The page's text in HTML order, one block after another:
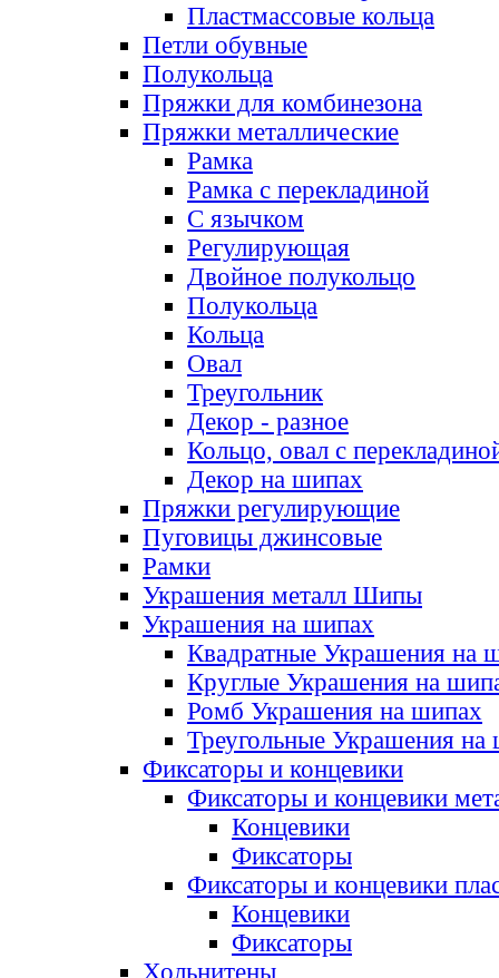
Пластмассовые кольца
Петли обувные
Полукольца
Пряжки для комбинезона
Пряжки металлические
Рамка
Рамка с перекладиной
С язычком
Регулирующая
Двойное полукольцо
Полукольца
Кольца
Овал
Треугольник
Декор - разное
Кольцо, овал с
Декор на шипах
Пряжки регулирующие
Пуговицы джинсовые
Рамки
Украшения металл Шипы
Украшения на шипах
Квадратные Украшения на
Круглые Украшения на
Ромб Украшения на шипах
Треугольные Украшения на
Фиксаторы и концевики
Фиксаторы и концевики
Концевики
Фиксаторы
Фиксаторы и концевики
Концевики
Фиксаторы
Хольнитены